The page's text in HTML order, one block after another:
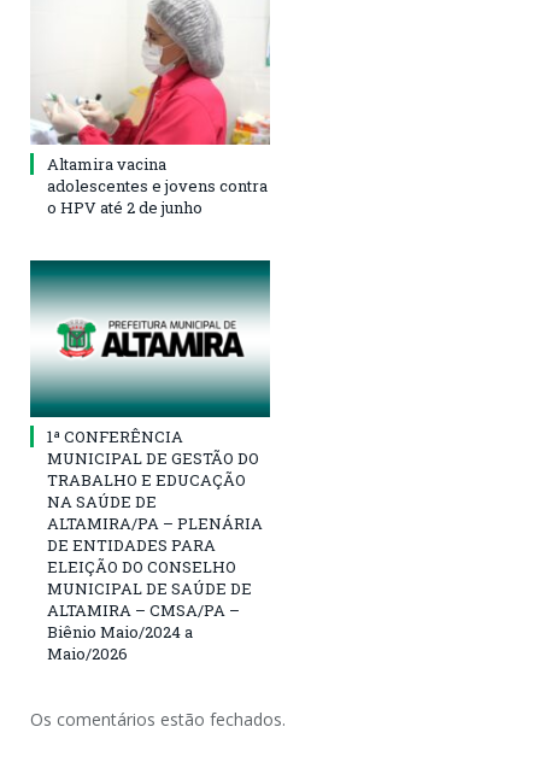
Altamira vacina
adolescentes e jovens contra
o HPV até 2 de junho
1ª CONFERÊNCIA
MUNICIPAL DE GESTÃO DO
TRABALHO E EDUCAÇÃO
NA SAÚDE DE
ALTAMIRA/PA – PLENÁRIA
DE ENTIDADES PARA
ELEIÇÃO DO CONSELHO
MUNICIPAL DE SAÚDE DE
ALTAMIRA – CMSA/PA –
Biênio Maio/2024 a
Maio/2026
Os comentários estão fechados.